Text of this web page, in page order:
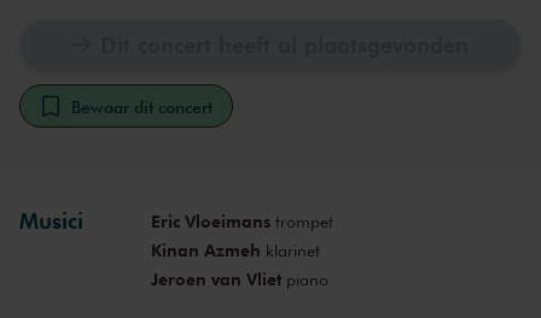
Bewaar dit concert
Musici Eric Vloeimanstrompet
Kinan Azmeh klarinet
Jeroen van Vlietpiano